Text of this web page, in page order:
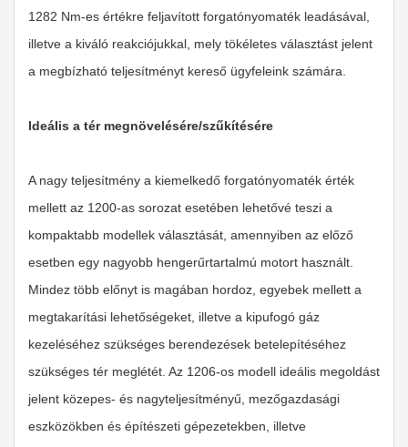
1282 Nm-es értékre feljavított forgatónyomaték leadásával,
illetve a kiváló reakciójukkal, mely tökéletes választást jelent
a megbízható teljesítményt kereső ügyfeleink számára.
Ideális a tér megnövelésére/szűkítésére
A nagy teljesítmény a kiemelkedő forgatónyomaték érték
mellett az 1200-as sorozat esetében lehetővé teszi a
kompaktabb modellek választását, amennyiben az előző
esetben egy nagyobb hengerűrtartalmú motort használt.
Mindez több előnyt is magában hordoz, egyebek mellett a
megtakarítási lehetőségeket, illetve a kipufogó gáz
kezeléséhez szükséges berendezések betelepítéséhez
szükséges tér meglétét. Az 1206-os modell ideális megoldást
jelent közepes- és nagyteljesítményű, mezőgazdasági
eszközökben és építészeti gépezetekben, illetve